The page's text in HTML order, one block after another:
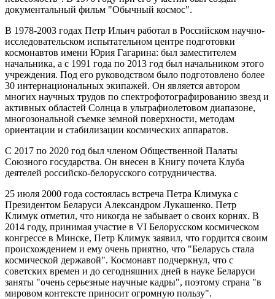
документальный фильм "Обычный космос".
В 1978-2003 годах Петр Ильич работал в Российском научно-
исследовательском испытательном центре подготовки
космонавтов имени Юрия Гагарина: был заместителем
начальника, а с 1991 года по 2013 год был начальником этого
учреждения. Под его руководством было подготовлено более
30 интернациональных экипажей. Он является автором
многих научных трудов по спектрофотографированию звезд и
активных областей Солнца в ультрафиолетовом диапазоне,
многозональной съемке земной поверхности, методам
ориентации и стабилизации космических аппаратов.
С 2017 по 2020 год был членом Общественной Палаты
Союзного государства. Он внесен в Книгу почета Клуба
деятелей российско-белорусского сотрудничества.
25 июля 2000 года состоялась встреча Петра Климука с
Президентом Беларуси Александром Лукашенко. Петр
Климук отметил, что никогда не забывает о своих корнях. В
2014 году, принимая участие в VI Белорусском космическом
конгрессе в Минске, Петр Климук заявил, что гордится своим
происхождением и ему очень приятно, что "Беларусь стала
космической державой". Космонавт подчеркнул, что с
советских времен и до сегодняшних дней в науке Беларуси
заняты "очень серьезные научные кадры", поэтому страна "в
мировом контексте приносит огромную пользу".